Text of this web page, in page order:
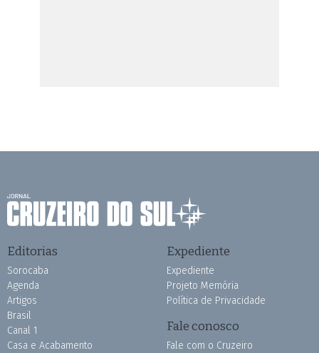
Editorias
Sorocaba
Agenda
Artigos
Brasil
Canal 1
Casa e Acabamento
Expediente
Expediente
Projeto Memória
Política de Privacidade
Fale conosco
Fale com o Cruzeiro